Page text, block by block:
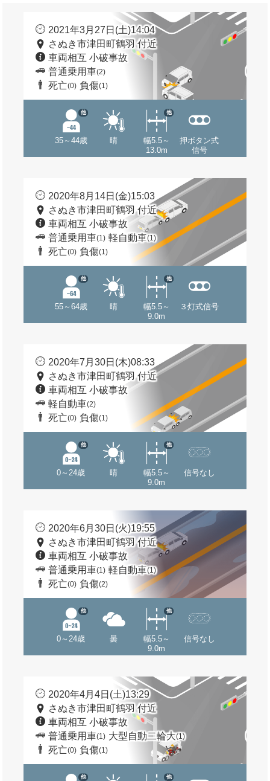
2021年3月27日(土)14:04
さぬき市津田町鶴羽 付近
車両相互 小破事故
普通乗用車(2)
死亡(0) 負傷(1)
35～44歳
他
晴
幅5.5～
13.0m
他
押ボタン式
信号
2020年8月14日(金)15:03
さぬき市津田町鶴羽 付近
車両相互 小破事故
普通乗用車(1) 軽自動車(1)
死亡(0) 負傷(1)
55～64歳
他
晴
幅5.5～
9.0m
他
３灯式信号
2020年7月30日(木)08:33
さぬき市津田町鶴羽 付近
車両相互 小破事故
軽自動車(2)
死亡(0) 負傷(1)
0～24歳
他
晴
幅5.5～
9.0m
他
信号なし
2020年6月30日(火)19:55
さぬき市津田町鶴羽 付近
車両相互 小破事故
普通乗用車(1) 軽自動車(1)
死亡(0) 負傷(2)
0～24歳
他
曇
幅5.5～
9.0m
他
信号なし
2020年4月4日(土)13:29
さぬき市津田町鶴羽 付近
車両相互 小破事故
普通乗用車(1) 大型自動二輪大(1)
死亡(0) 負傷(1)
他 他